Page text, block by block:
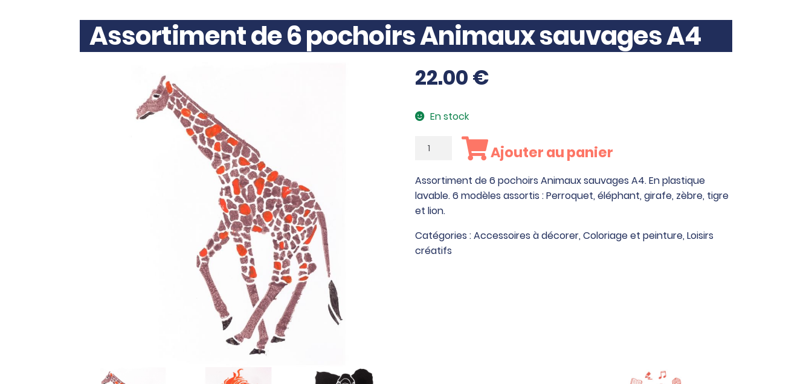
Assortiment de 6 pochoirs Animaux sauvages A4
22.00€
En stock
quantité
Assortiment
de
6
pochoirs
Animaux
sauvages
Ajouter au panier
Assortiment de 6 pochoirs Animaux sauvages A4. En plastique
lavable. 6 modèles assortis : Perroquet, éléphant, girafe, zèbre, tigre
et lion.
Catégories :Accessoires à décorer, Coloriage et peinture, Loisirs
créatifs